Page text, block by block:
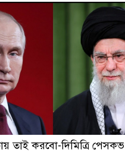
তাই করবো-দিমিত্রি পেসকভ